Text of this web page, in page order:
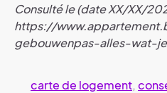
Consulté le (date XX/XX/
https://
gebouwenpas-alles-wat-
carte de logement,